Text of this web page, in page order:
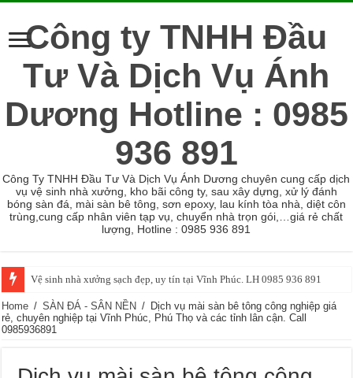
Công ty TNHH Đầu
Tư Và Dịch Vụ Ánh
Dương Hotline : 0985
936 891
Công Ty TNHH Đầu Tư Và Dịch Vụ Ánh Dương chuyên cung cấp dịch
vụ vệ sinh nhà xưởng, kho bãi công ty, sau xây dựng, xử lý đánh
bóng sàn đá, mài sàn bê tông, sơn epoxy, lau kính tòa nhà, diệt côn
trùng,cung cấp nhân viên tạp vụ, chuyển nhà trọn gói,…giá rẻ chất
lượng, Hotline : 0985 936 891
Vệ sinh nhà xưởng sạch đẹp, uy tín tại Vĩnh Phúc. LH 0985 936 891
Home / SÀN ĐÁ - SÂN NỀN / Dịch vụ mài sàn bê tông công nghiệp giá
rẻ, chuyên nghiệp tại Vĩnh Phúc, Phú Thọ và các tỉnh lân cận. Call
0985936891